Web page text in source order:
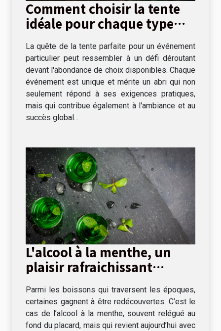
Comment choisir la tente
idéale pour chaque type
La quête de la tente parfaite pour un événement
particulier peut ressembler à un défi déroutant
devant l'abondance de choix disponibles. Chaque
événement est unique et mérite un abri qui non
seulement répond à ses exigences pratiques,
mais qui contribue également à l'ambiance et au
succès global...
L'alcool à la menthe, un
plaisir rafraichissant
s'invite à table !
Parmi les boissons qui traversent les époques,
certaines gagnent à être redécouvertes. C’est le
cas de l’alcool à la menthe, souvent relégué au
fond du placard, mais qui revient aujourd’hui avec